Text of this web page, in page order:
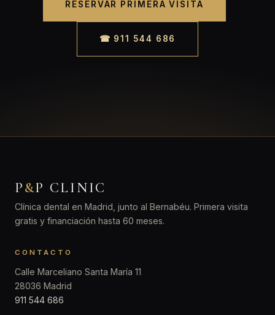
RESERVAR PRIMERA VISITA
☎ 911 544 686
P&P CLINIC
Clínica dental en Madrid, junto al Bernabéu. Primera visita
gratis y financiación hasta 60 meses.
CONTACTO
Calle Marceliano Santa María 11
28036 Madrid
911 544 686